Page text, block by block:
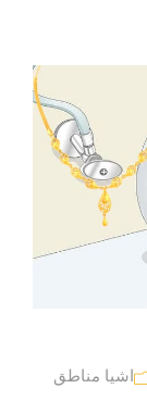
اشیا مناطق